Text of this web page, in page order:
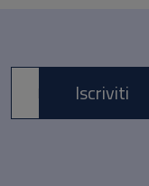
E-mail *Iscriviti